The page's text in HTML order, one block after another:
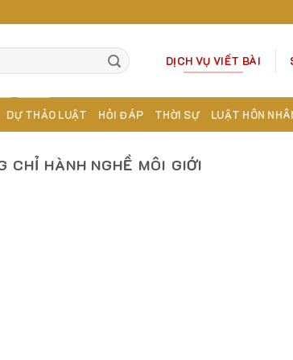
DỊCH VỤ VIẾT BÀI
DỰ THẢO LUẬT HỎI ĐÁP THỜI SỰ LUẬT HÔN
CHỈ HÀNH NGHỀ MÔI GIỚI